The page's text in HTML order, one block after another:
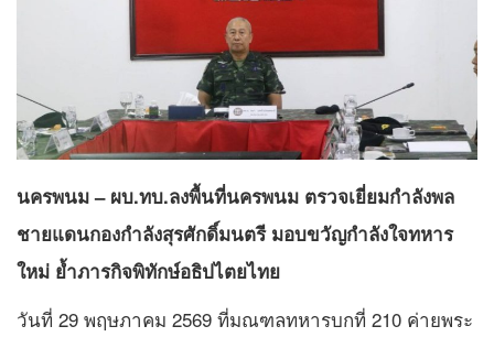
นครพนม – ผบ.ทบ.ลงพื้นที่นครพนม ตรวจเยี่ยมกำลังพล
ชายแดนกองกำลังสุรศักดิ์มนตรี มอบขวัญกำลังใจทหาร
ใหม่ ย้ำภารกิจพิทักษ์อธิปไตยไทย
วันที่ 29 พฤษภาคม 2569 ที่มณฑลทหารบกที่ 210 ค่ายพระ